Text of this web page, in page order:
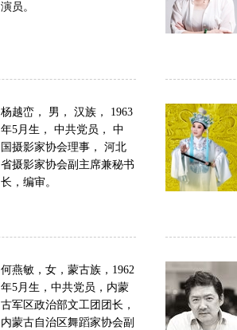
演员。
杨越峦， 男， 汉族， 1963
年5月生， 中共党员， 中
国摄影家协会理事， 河北
省摄影家协会副主席兼秘书
长，编审。
何燕敏，女，蒙古族，1962
年5月生，中共党员，内蒙
古军区政治部文工团团长，
内蒙古自治区舞蹈家协会副